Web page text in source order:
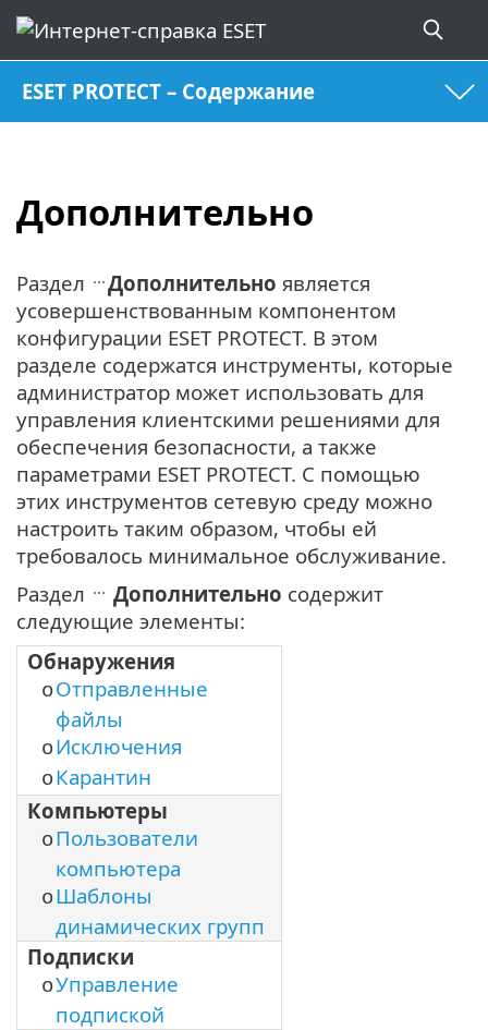
ESET PROTECT – Содержание
Дополнительно
Раздел Дополнительно является
усовершенствованным компонентом
конфигурации ESET PROTECT. В этом
разделе содержатся инструменты, которые
администратор может использовать для
управления клиентскими решениями для
обеспечения безопасности, а также
параметрами ESET PROTECT. С помощью
этих инструментов сетевую среду можно
настроить таким образом, чтобы ей
требовалось минимальное обслуживание.
Раздел
Дополнительно содержит
следующие элементы:
Обнаружения
oОтправленные
файлы
oИсключения
oКарантин
Компьютеры
oПользователи
компьютера
oШаблоны
динамических групп
Подписки
oУправление
подпиской